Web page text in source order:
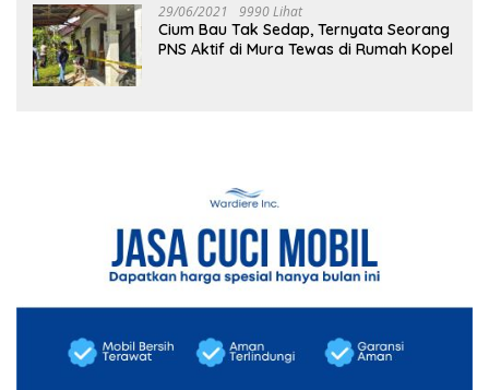
29/06/2021 9990 Lihat
Cium Bau Tak Sedap, Ternyata Seorang
PNS Aktif di Mura Tewas di Rumah Kopel